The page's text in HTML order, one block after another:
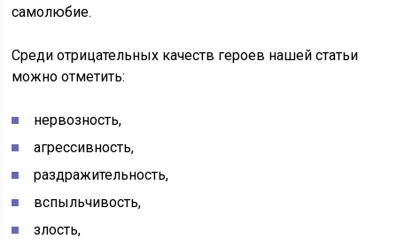
самолюбие.
Среди отрицательных качеств героев нашей статьи
можно отметить:
нервозность,
агрессивность,
раздражительность,
вспыльчивость,
злость,